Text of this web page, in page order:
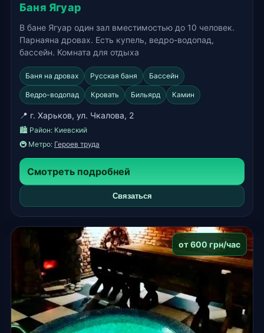
Баня Ягуар
В бане Ягуар один зал вместимостью до 10 человек.
Парнаяна дровах. Есть купель, ведро-водопад,
бассейн. Комната для отдыха
Баня на дровах Русская баня Бассейн
Ведро-водопад Кровать Бильярд Камин
📍 г. Харьков, ул. Чкалова, 2
🏙️ Район: Киевский
🚇 Метро: Героев труда
Смотреть подробней
Связаться
от 600 грн/час